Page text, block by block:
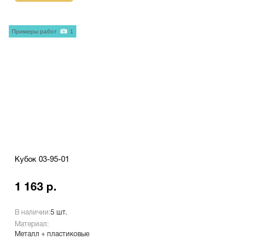
Кубок 03-95-01
1 163 р.
В наличии:5 шт.
Материал:
Металл + пластиковые
Примеры работ 1